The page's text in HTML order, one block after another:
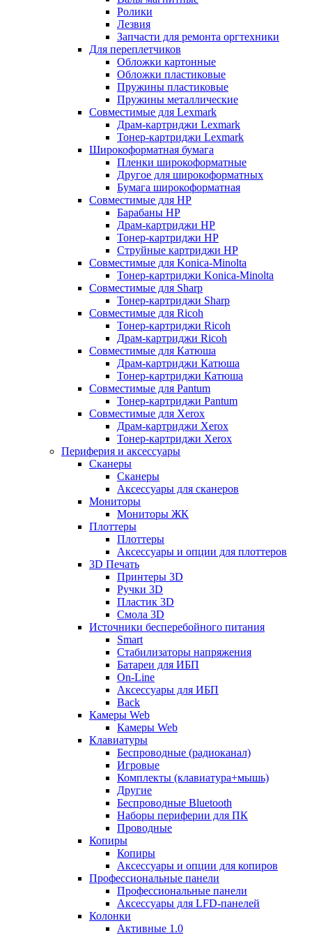
Ролики
Лезвия
Запчасти для ремонта оргтехники
Для переплетчиков
Обложки картонные
Обложки пластиковые
Пружины пластиковые
Пружины металлические
Совместимые для Lexmark
Драм-картриджи Lexmark
Тонер-картриджи Lexmark
Широкоформатная бумага
Пленки широкоформатные
Другое для широкоформатных
Бумага широкоформатная
Совместимые для HP
Барабаны HP
Драм-картриджи HP
Тонер-картриджи HP
Струйные картриджи HP
Совместимые для Konica-Minolta
Тонер-картриджи Konica-Minolta
Совместимые для Sharp
Тонер-картриджи Sharp
Совместимые для Ricoh
Тонер-картриджи Ricoh
Драм-картриджи Ricoh
Совместимые для Катюша
Драм-картриджи Катюша
Тонер-картриджи Катюша
Совместимые для Pantum
Тонер-картриджи Pantum
Совместимые для Xerox
Драм-картриджи Xerox
Тонер-картриджи Xerox
Периферия и аксессуары
Сканеры
Сканеры
Аксессуары для сканеров
Мониторы
Мониторы ЖК
Плоттеры
Плоттеры
Аксессуары и опции для плоттеров
3D Печать
Принтеры 3D
Ручки 3D
Пластик 3D
Смола 3D
Источники бесперебойного питания
Smart
Стабилизаторы напряжения
Батареи для ИБП
On-Line
Аксессуары для ИБП
Back
Камеры Web
Камеры Web
Клавиатуры
Беспроводные (радиоканал)
Игровые
Комплекты (клавиатура+мышь)
Другие
Беспроводные Bluetooth
Наборы периферии для ПК
Проводные
Копиры
Копиры
Аксессуары и опции для копиров
Профессиональные панели
Профессиональные панели
Аксессуары для LFD-панелей
Колонки
Активные 1.0